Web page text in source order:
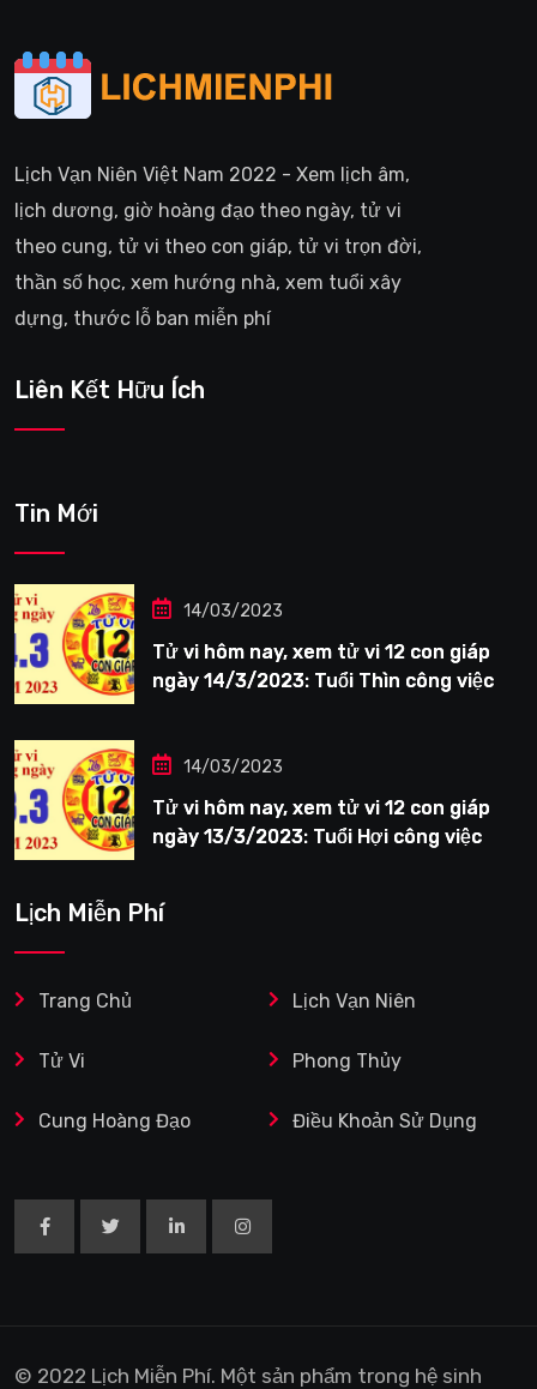
Lịch Vạn Niên Việt Nam 2022 - Xem lịch âm,
lịch dương, giờ hoàng đạo theo ngày, tử vi
theo cung, tử vi theo con giáp, tử vi trọn đời,
thần số học, xem hướng nhà, xem tuổi xây
dựng, thước lỗ ban miễn phí
Liên Kết Hữu Ích
Tin Mới
14/03/2023
Tử vi hôm nay, xem tử vi 12 con giáp
ngày 14/3/2023: Tuổi Thìn công việc
14/03/2023
Tử vi hôm nay, xem tử vi 12 con giáp
ngày 13/3/2023: Tuổi Hợi công việc
Lịch Miễn Phí
Trang Chủ Lịch Vạn Niên
Tử Vi Phong Thủy
Cung Hoàng Đạo Điều Khoản Sử Dụng
© 2022 Lịch Miễn Phí. Một sản phẩm trong hệ sinh